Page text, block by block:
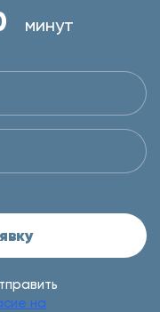
минут
на